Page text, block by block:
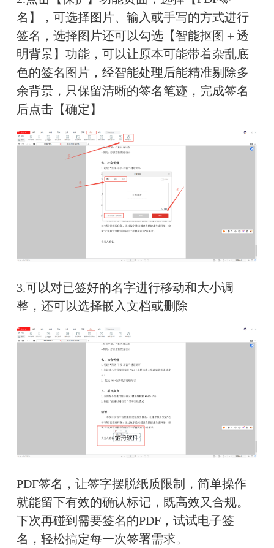
名】，可选择图片、输入或手写的方式进行
签名，选择图片还可以勾选【智能抠图＋透
明背景】功能，可以让原本可能带着杂乱底
色的签名图片，经智能处理后能精准剔除多
余背景，只保留清晰的签名笔迹，完成签名
后点击【确定】
3.可以对已签好的名字进行移动和大小调
整，还可以选择嵌入文档或删除
PDF签名，让签字摆脱纸质限制，简单操作
就能留下有效的确认标记，既高效又合规。
下次再碰到需要签名的PDF，试试电子签
名，轻松搞定每一次签署需求。